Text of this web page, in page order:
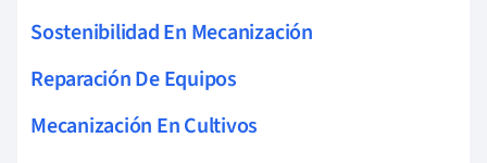
Sostenibilidad En Mecanización
Reparación De Equipos
Mecanización En Cultivos